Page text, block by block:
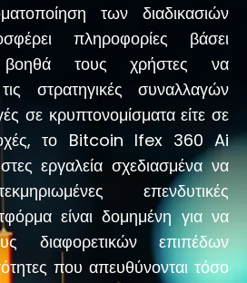
των διαδικασιών
πληροφορίες βάσει
τους χρήστες να
στρατηγικές συναλλαγών
σε κρυπτονομίσματα είτε σε
το Bitcoin Ifex 360 Ai
εργαλεία σχεδιασμένα να
επενδυτικές
είναι δομημένη για να
διαφορετικών επιπέδων
που απευθύνονται τόσο